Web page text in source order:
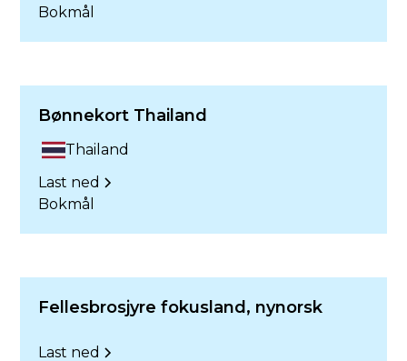
Bokmål
Bønnekort Thailand
Thailand
Last ned
Bokmål
Fellesbrosjyre fokusland, nynorsk
Last ned